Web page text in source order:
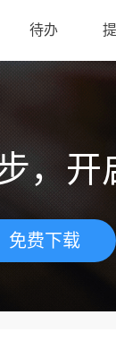
待办
，开
免费下载